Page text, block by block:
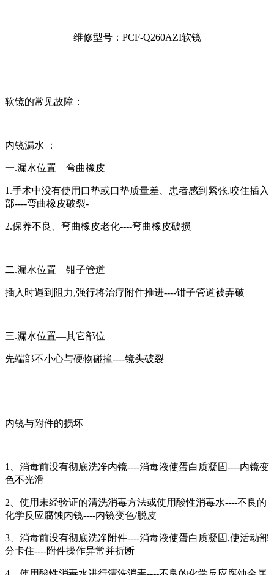
维修型号：PCF-Q260AZI软镜
软镜的常见故障：
内镜漏水 ：
一.漏水位置—弯曲橡皮
1.手术中没有使用口垫或口垫质量差、患者感到紧张,咬住插入
部----弯曲橡皮破裂-
2.保养不良、弯曲橡皮老化----弯曲橡皮破损
二.漏水位置—钳子管道
插入时遇到阻力,强行将治疗附件推进----钳子管道被弄破
三.漏水位置—其它部位
先端部不小心与硬物碰撞----镜头破裂
内镜与附件的损坏
1、消毒前没有彻底洗净内镜----消毒液使蛋白质凝固----内镜变
色不光滑
2、使用未经验证的清洗消毒方法或使用酸性消毒水----不良的
化学反应腐蚀内镜----内镜变色/脱皮
3、消毒前没有彻底洗净附件----消毒液使蛋白质凝固,使活动部
分卡住----附件操作异常并折断